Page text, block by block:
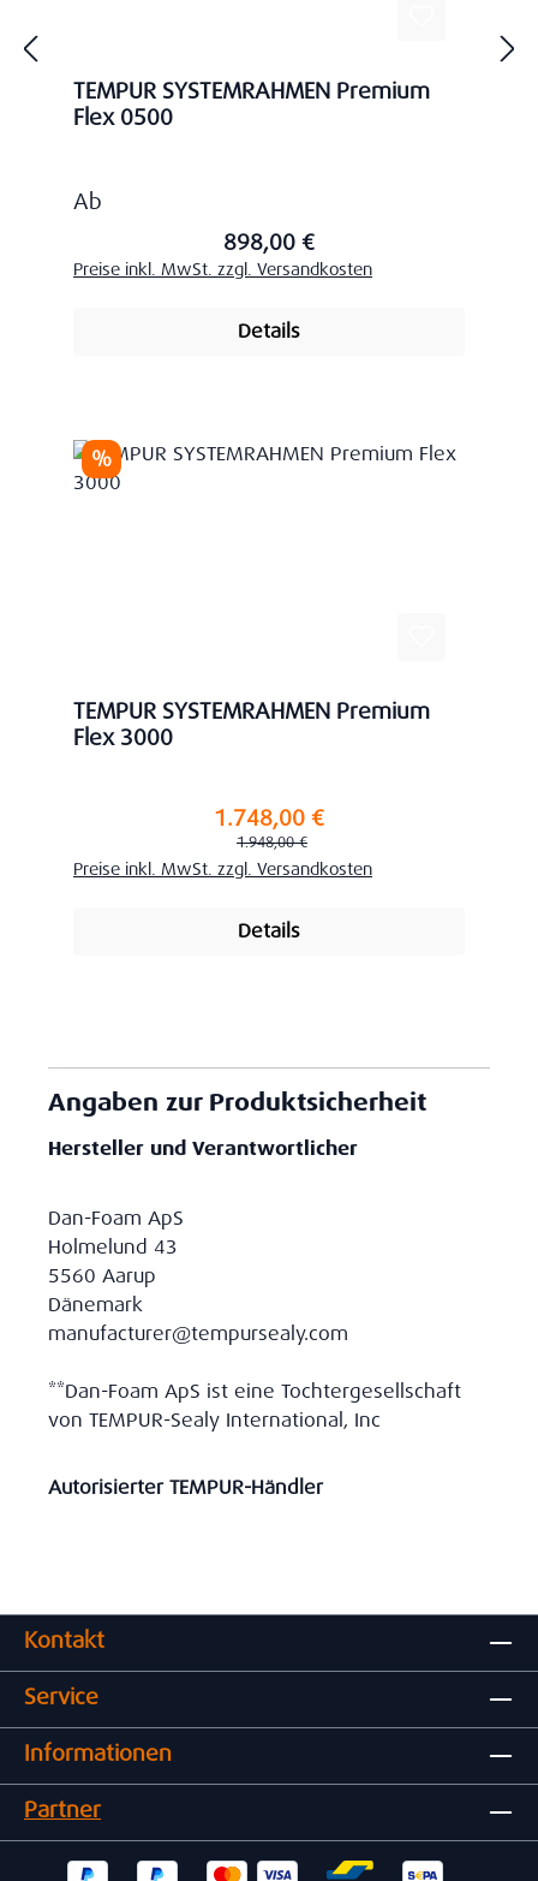
TEMPUR SYSTEMRAHMEN Premium
Flex 0500
Regulärer Preis:
Ab
898,00 €
Preise inkl. MwSt. zzgl. Versandkosten
Details
Rabatt
%
TEMPUR SYSTEMRAHMEN Premium
Flex 3000
Verkaufspreis:1.748,00 €
Regulärer Preis:
1.948,00 €
Preise inkl. MwSt. zzgl. Versandkosten
Details
Angaben zur Produktsicherheit
Hersteller und Verantwortlicher
Dan-Foam ApS
Holmelund 43
5560 Aarup
Dänemark
manufacturer@tempursealy.com
**Dan-Foam ApS ist eine Tochtergesellschaft
von TEMPUR-Sealy International, Inc
Autorisierter TEMPUR-Händler
Kontakt
Service
Informationen
Partner